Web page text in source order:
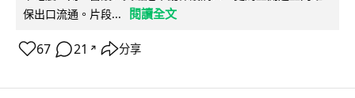
保出口流通。片段...
閱讀全文
67 21 ↗ 分享